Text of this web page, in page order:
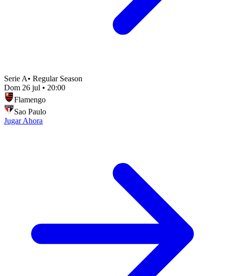
Serie A• Regular Season
Dom 26 jul • 20:00
Flamengo
Sao Paulo
Jugar Ahora